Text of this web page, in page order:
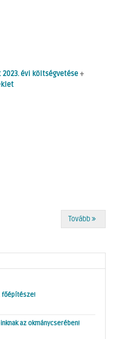
évi költségvetése +
14.
Tovább
főépítésze!
az okmánycserében!